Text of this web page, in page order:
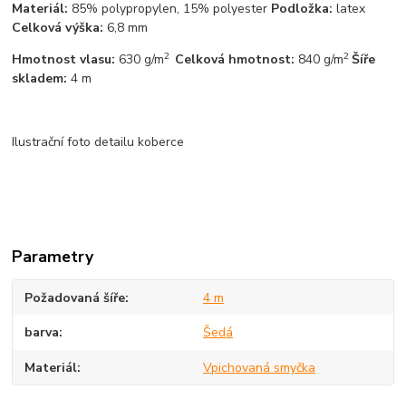
Materiál: 85% polypropylen, 15% polyester Podložka:latex
Celková výška: 6,8 mm
Hmotnost vlasu: 630 g/m2 Celková hmotnost: 840 g/m2 Šíře
skladem: 4 m
Ilustrační foto detailu koberce
Parametry
Požadovaná šíře 4 m
barva Šedá
Materiál Vpichovaná smyčka